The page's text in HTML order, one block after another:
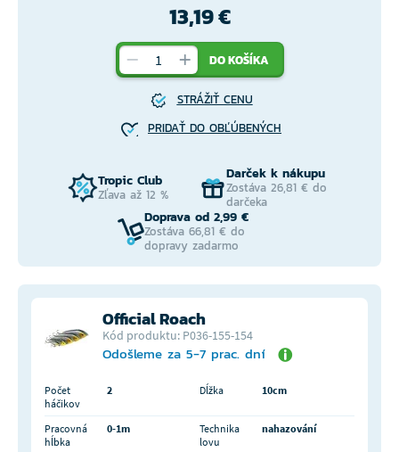
13,19 €
DO KOŠÍKA
STRÁŽIŤ CENU
PRIDAŤ DO OBĽÚBENÝCH
Tropic Club
Zľava až 12 %
Darček k nákupu
Zostáva 26,81 € do
darčeka
Doprava od 2,99 €
Zostáva 66,81 € do
dopravy zadarmo
Official Roach
Kód produktu: P036-155-154
Odošleme za 5-7 prac. dní
Počet
háčikov
2 Dĺžka 10cm
Pracovná
hĺbka
0-1m
Technika
lovu
nahazování